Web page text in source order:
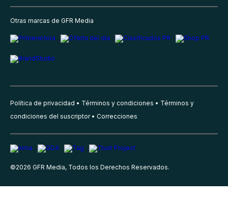
Otras marcas de GFR Media
Política de privacidad Términos y condiciones
Términos y
condiciones del suscriptor
Correcciones
©2026 GFR Media, Todos los Derechos Reservados.